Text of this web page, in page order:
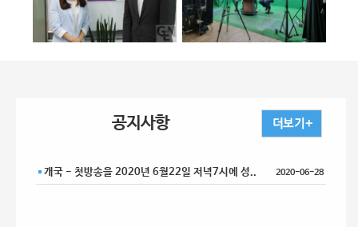
공지사항
개국 - 첫방송을 2020년 6월22일 저녁7시에 성.. 2020-06-28